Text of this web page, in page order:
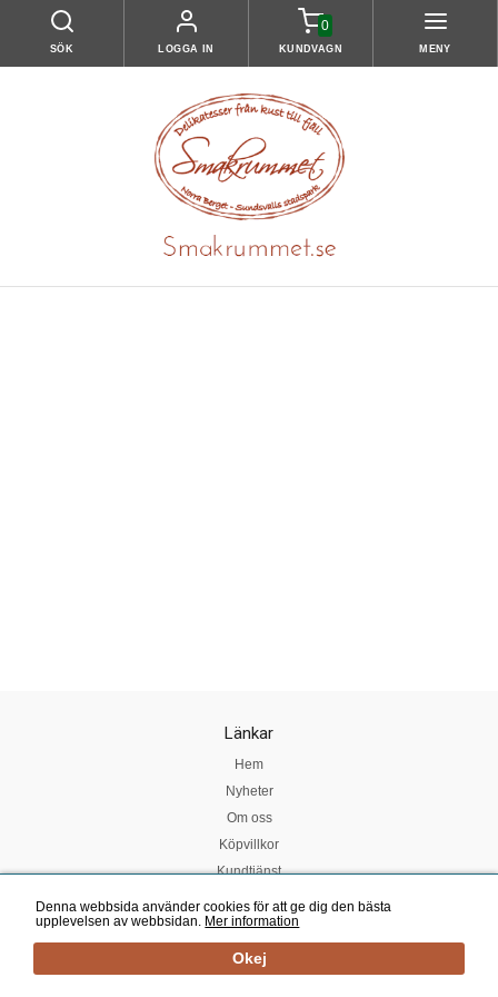
Okej
Denna webbsida använder cookies för att ge dig den bästa
upplevelsen av webbsidan. Mer information
SÖK LOGGA IN
0
KUNDVAGN MENY
Länkar
Hem
Nyheter
Om oss
Köpvillkor
Kundtjänst
eValent Group